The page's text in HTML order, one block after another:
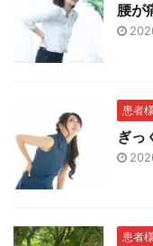
腰が
患者
ぎっ
患者